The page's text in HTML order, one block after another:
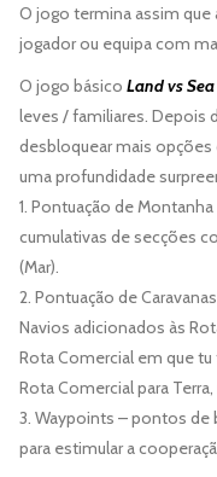
O jogo termina assim que
jogador ou equipa com
O jogo básico Land vs Sea
leves / familiares. Depois
desbloquear mais opções
uma profundidade
1. Pontuação de
cumulativas de secções
(Mar).
2. Pontuação de
Navios adicionados às
Rota Comercial em que
Rota Comercial para
3. Waypoints – pontos
para estimular a